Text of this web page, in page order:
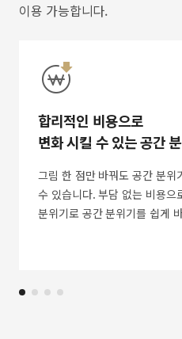
이용 가능합니다.
합리적인 비용으로
변화 시킬 수 있는 공간
그림 한 점만 바꿔도 공간 분위
수 있습니다. 부담 없는 비용으
분위기로 공간 분위기를 쉽게